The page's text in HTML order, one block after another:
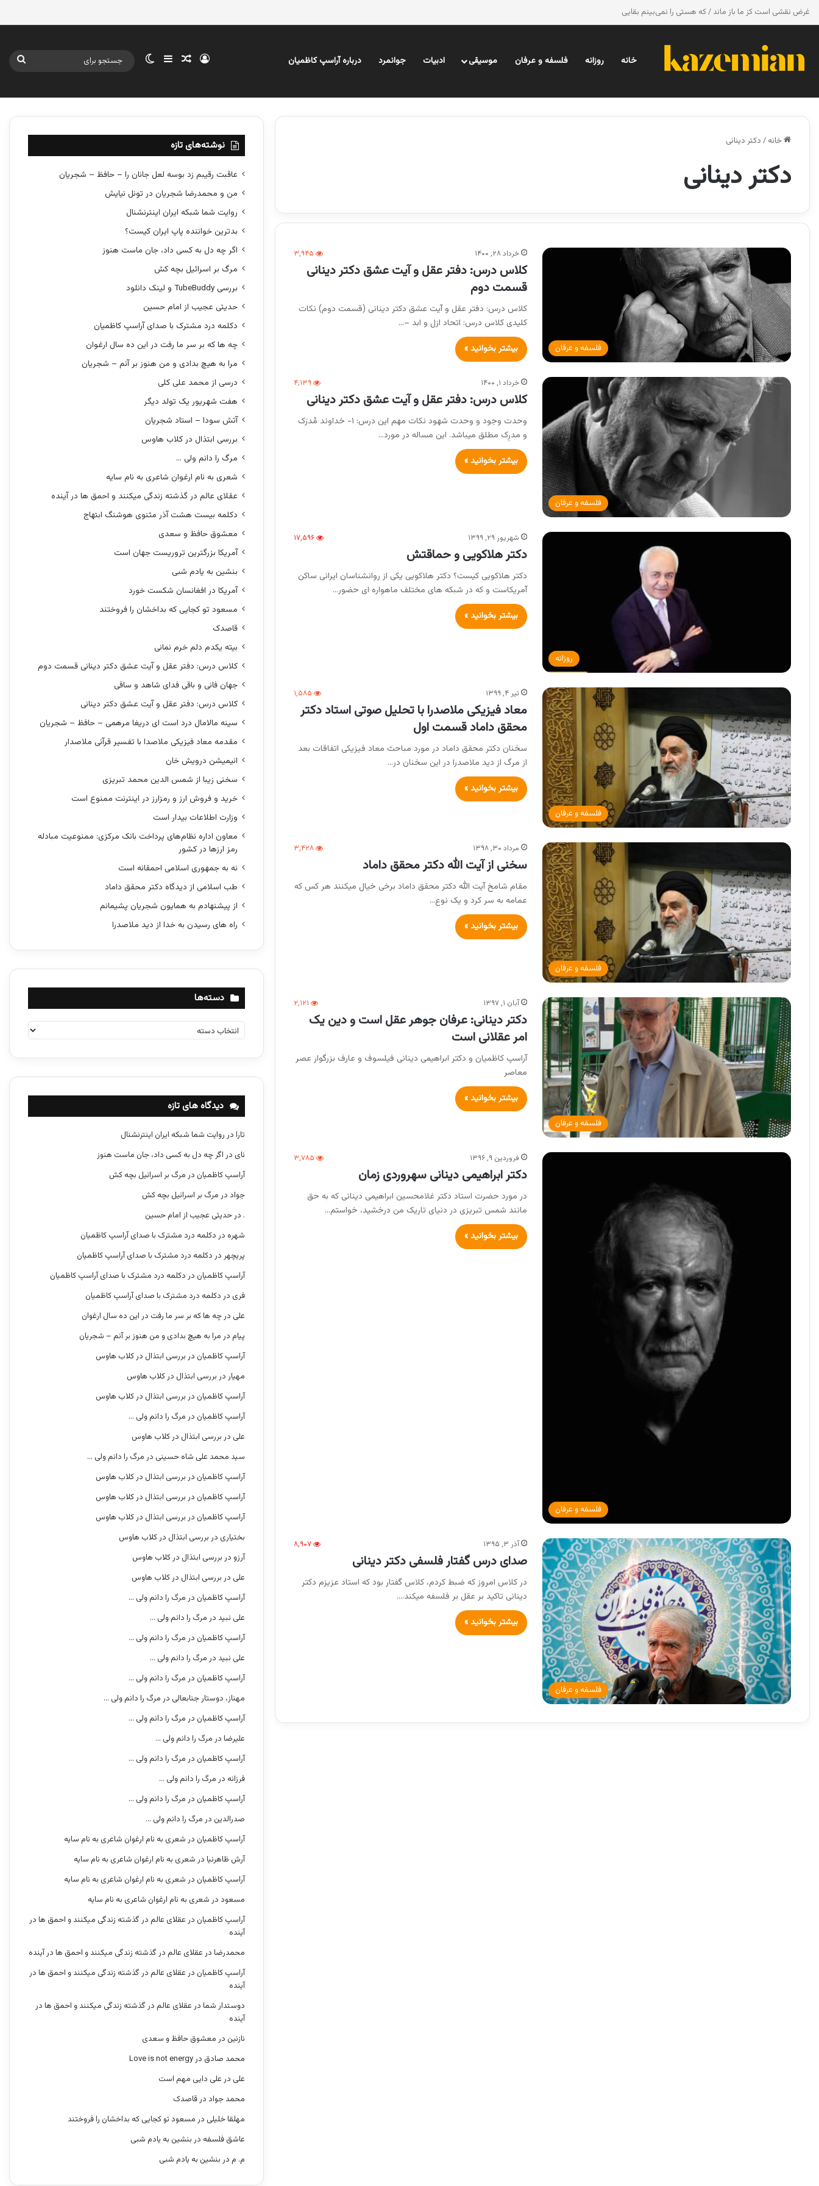
غرض نقشی است کز ما باز ماند / که هستی را نمی‌بینم بقایی
خانه روزانه فلسفه و عرفان موسیقی ادبیات جوانمرد درباره آراسپ کاظمیان ورود نوشته تصادفی
سایدبار تغییر پوسته
خانه / دکتر دینانی
دکتر دینانی
فلسفه و عرفان
خرداد ۲۸, ۱۴۰۰ ۳,۹۴۵
کلاس درس: دفتر عقل و آیت عشق دکتر دینانی
قسمت دوم
کلاس درس: دفتر عقل و آیت عشق دکتر دینانی (قسمت دوم) نکات
کلیدی کلاس درس: اتحاد ازل و ابد –…
بیشتر بخوانید »
فلسفه و عرفان
خرداد ۱, ۱۴۰۰ ۴,۱۳۹
کلاس درس: دفتر عقل و آیت عشق دکتر دینانی
وحدت وجود و وحدت شهود نکات مهم این درس: ۱- خداوند مُدرَک
و مدرِک مطلق میباشد. این مساله در مورد…
بیشتر بخوانید »
روزانه
شهریور ۲۹, ۱۳۹۹ ۱۷,۵۹۶
دکتر هلاکویی و حماقتش
دکتر هلاکویی کیست؟ دکتر هلاکویی یکی از روانشناسان ایرانی ساکن
آمریکاست و که در شبکه های مختلف ماهواره ای حضور…
بیشتر بخوانید »
فلسفه و عرفان
تیر ۴, ۱۳۹۹ ۱,۵۸۵
معاد فیزیکی ملاصدرا با تحلیل صوتی استاد دکتر
محقق داماد قسمت اول
سخنان دکتر محقق داماد در مورد مباحث معاد فیزیکی اتفاقات بعد
از مرگ از دید ملاصدرا در این سخنان در…
بیشتر بخوانید »
فلسفه و عرفان
مرداد ۳۰, ۱۳۹۸ ۳,۴۲۸
سخنی از آیت الله دکتر محقق داماد
مقام شامخ آیت الله دکتر محقق داماد برخی خیال میکنند هر کس که
عمامه به سر کرد و یک نوع…
بیشتر بخوانید »
فلسفه و عرفان
آبان ۱, ۱۳۹۷ ۲,۱۲۱
دکتر دینانی: عرفان جوهر عقل است و دین یک
امر عقلانی است
آراسپ کاظمیان و دکتر ابراهیمی دینانی فیلسوف و عارف بزرگوار عصر
معاصر
بیشتر بخوانید »
فلسفه و عرفان
فروردین ۹, ۱۳۹۶ ۳,۷۸۵
دکتر ابراهیمی دینانی سهروردی زمان
در مورد حضرت استاد دکتر غلامحسین ابراهیمی دینانی که به حق
مانند شمس تبریزی در دنیای تاریک من درخشید، خواستم…
بیشتر بخوانید »
فلسفه و عرفان
آذر ۳, ۱۳۹۵ ۸,۹۰۷
صدای درس گفتار فلسفی دکتر دینانی
در کلاس امروز که ضبط کردم، کلاس گفتار بود که استاد عزیزم دکتر
دینانی تاکید بر عقل بر فلسفه میکند.…
بیشتر بخوانید »
نوشته‌های تازه
عاقبت رقیبم زد بوسه لعل جانان را – حافظ – شجریان
من و محمدرضا شجریان در تونل نیایش
روایت شما شبکه ایران اینترنشنال
بدترین خواننده پاپ ایران کیست؟
اگر چه دل به کسی داد، جان ماست هنوز
مرگ بر اسرائیل بچه کش
بررسی TubeBuddy و لینک دانلود
حدیثی عجیب از امام حسین
دکلمه درد مشترک با صدای آراسپ کاظمیان
چه ها که بر سر ما رفت در این ده سال ارغوان
مرا به هیچ بدادی و من هنوز بر آنم – شجریان
درسی از محمد علی کلی
هفت شهریور یک تولد دیگر
آتش سودا – استاد شجریان
بررسی ابتذال در کلاب هاوس
مرگ را دانم ولی …
شعری به نام ارغوان شاعری به نام سایه
عقلای عالم در گذشته زندگی میکنند و احمق ها در آینده
دکلمه بیست هشت آذر مثنوی هوشنگ ابتهاج
معشوق حافظ و سعدی
آمریکا بزرگترین تروریست جهان است
بنشین به یادم شبی
آمریکا در افغانسان شکست خورد
مسعود تو کجایی که بداخشان را فروختند
قاصدک
بیته یکدم دلم خرم نمانی
کلاس درس: دفتر عقل و آیت عشق دکتر دینانی قسمت دوم
جهان فانی و باقی فدای شاهد و ساقی
کلاس درس: دفتر عقل و آیت عشق دکتر دینانی
سینه مالامال درد است ای دریغا مرهمی – حافظ – شجریان
مقدمه معاد فیزیکی ملاصدا با تفسیر قرآنی ملاصدار
انیمیشن درویش خان
سخنی زیبا از شمس الدین محمد تبریزی
خرید و فروش ارز و رمزارز در اینترنت ممنوع است
وزارت اطلاعات بیدار است
معاون اداره نظام‌های پرداخت بانک مرکزی: ممنوعیت مبادله
رمز ارزها در کشور
نه به جمهوری اسلامی احمقانه است
طب اسلامی از دیدگاه دکتر محقق داماد
از پیشنهادم به همایون شجریان پشیمانم
راه های رسیدن به خدا از دید ملاصدرا
دسته‌ها
س
ه
دیدگاه های تازه
تارا در روایت شما شبکه ایران اینترنشنال
نای در اگر چه دل به کسی داد، جان ماست هنوز
آراسپ کاظمیان در مرگ بر اسرائیل بچه کش
جواد در مرگ بر اسرائیل بچه کش
. درحدیثی عجیب از امام حسین
شهره در دکلمه درد مشترک با صدای آراسپ کاظمیان
پریچهر در دکلمه درد مشترک با صدای آراسپ کاظمیان
آراسپ کاظمیان در دکلمه درد مشترک با صدای آراسپ کاظمیان
فری در دکلمه درد مشترک با صدای آراسپ کاظمیان
علی درچه ها که بر سر ما رفت در این ده سال ارغوان
پیام در مرا به هیچ بدادی و من هنوز بر آنم – شجریان
آراسپ کاظمیان در بررسی ابتذال در کلاب هاوس
مهیار در بررسی ابتذال در کلاب هاوس
آراسپ کاظمیان در بررسی ابتذال در کلاب هاوس
آراسپ کاظمیان در مرگ را دانم ولی …
علی در بررسی ابتذال در کلاب هاوس
سید محمد علی شاه حسینی در مرگ را دانم ولی …
آراسپ کاظمیان در بررسی ابتذال در کلاب هاوس
آراسپ کاظمیان در بررسی ابتذال در کلاب هاوس
آراسپ کاظمیان در بررسی ابتذال در کلاب هاوس
بختیاری در بررسی ابتذال در کلاب هاوس
آرزو در بررسی ابتذال در کلاب هاوس
علی در بررسی ابتذال در کلاب هاوس
آراسپ کاظمیان در مرگ را دانم ولی …
علی نبید در مرگ را دانم ولی …
آراسپ کاظمیان در مرگ را دانم ولی …
علی نبید در مرگ را دانم ولی …
آراسپ کاظمیان در مرگ را دانم ولی …
مهناز، دوستار جنابعالی در مرگ را دانم ولی …
آراسپ کاظمیان در مرگ را دانم ولی …
علیرضا در مرگ را دانم ولی …
آراسپ کاظمیان در مرگ را دانم ولی …
فرزانه در مرگ را دانم ولی …
آراسپ کاظمیان در مرگ را دانم ولی …
صدرالدین در مرگ را دانم ولی …
آراسپ کاظمیان در شعری به نام ارغوان شاعری به نام سایه
آرش ظاهرنیا در شعری به نام ارغوان شاعری به نام سایه
آراسپ کاظمیان در شعری به نام ارغوان شاعری به نام سایه
مسعود در شعری به نام ارغوان شاعری به نام سایه
آراسپ کاظمیان در عقلای عالم در گذشته زندگی میکنند و احمق ها در
آینده
محمدرضا در عقلای عالم در گذشته زندگی میکنند و احمق ها در آینده
آراسپ کاظمیان در عقلای عالم در گذشته زندگی میکنند و احمق ها در
آینده
دوستدار شما در عقلای عالم در گذشته زندگی میکنند و احمق ها در
آینده
نازنین در معشوق حافظ و سعدی
محمد صادق درLove is not energy
علی در علی دایی مهم است
محمد جواد درقاصدک
مهلقا خلیلی در مسعود تو کجایی که بداخشان را فروختند
عاشق فلسفه در بنشین به یادم شبی
م. م در بنشین به یادم شبی